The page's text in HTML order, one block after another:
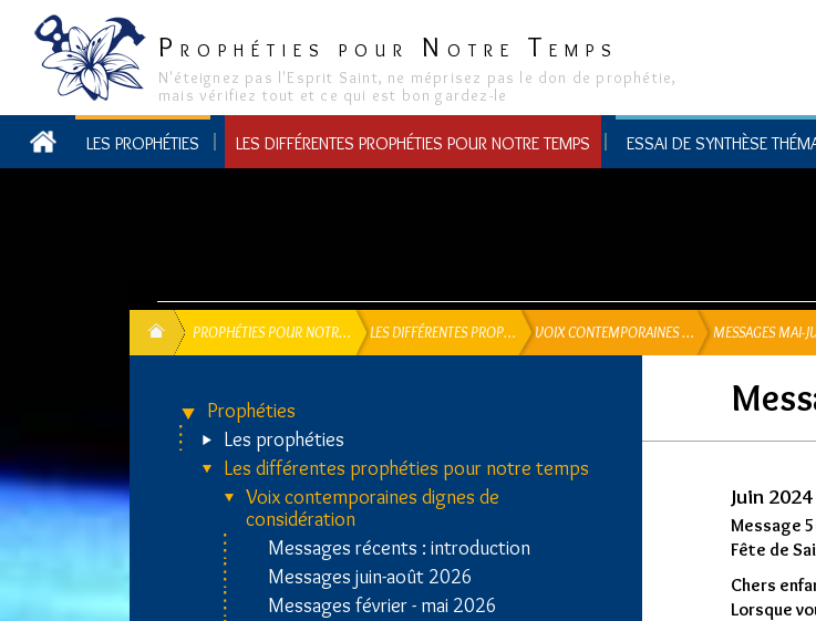
P ROPHÉTIES POUR N OTRE T EMPS
N'éteignez pas l'Esprit Saint, ne méprisez pas le don de prophétie,
mais vérifiez tout et ce qui est bon gardez-le
LES PROPHÉTIES LES DIFFÉRENTES PROPHÉTIES POUR NOTRE TEMPS ESSAI DE SYNTHÈSE
PROPHÉTIES POUR NOTR… LES DIFFÉRENTES PROP… VOIX CONTEMPORAINES … MESSAGES MAI-
Prophéties
Les prophéties
Les différentes prophéties pour notre temps
Voix contemporaines dignes de
considération
Messages récents : introduction
Messages juin-août 2026
Messages février - mai 2026
Juin 2024
Message
Fête de
Chers
Lorsque